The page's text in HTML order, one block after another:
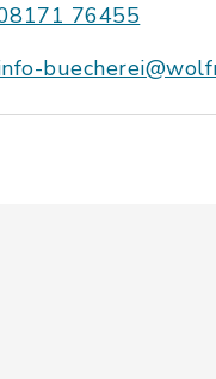
76455